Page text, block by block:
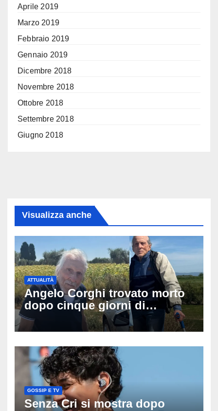
Aprile 2019
Marzo 2019
Febbraio 2019
Gennaio 2019
Dicembre 2018
Novembre 2018
Ottobre 2018
Settembre 2018
Giugno 2018
Visualizza anche
ATTUALITÀ
Angelo Corghi trovato morto
dopo cinque giorni di
ricerche: il giallo dell’80enne
scomparso dopo essere
GOSSIP E TV
Senza Cri si mostra dopo